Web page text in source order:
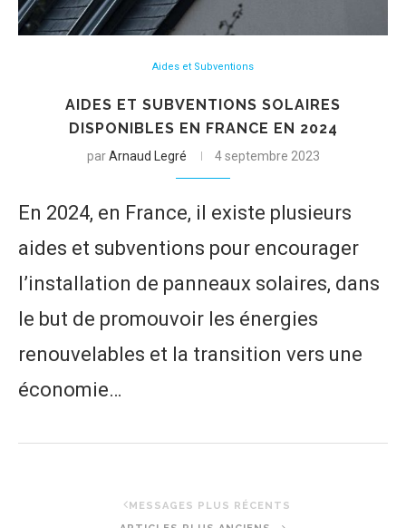
Aides et Subventions
AIDES ET SUBVENTIONS SOLAIRES
DISPONIBLES EN FRANCE EN 2024
parArnaud Legré 4 septembre 2023
En 2024, en France, il existe plusieurs
aides et subventions pour encourager
l’installation de panneaux solaires, dans
le but de promouvoir les énergies
renouvelables et la transition vers une
économie…
MESSAGES PLUS RÉCENTS